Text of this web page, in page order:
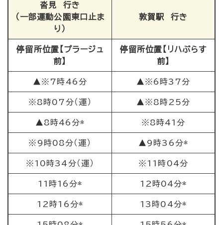
沓見 行き
（一部運動公園東口止ま
り）
敦賀駅 行き
停留所位置【プラージュ
前】
停留所位置【リハぷらす
前】
▲※7時46分 ▲※6時37分
※8時07分（運） ▲※8時25分
▲8時46分* ※8時41分
※9時08分（運） ▲9時36分*
※10時34分（運） ※11時04分
11時16分* 12時04分*
12時16分* 13時04分*